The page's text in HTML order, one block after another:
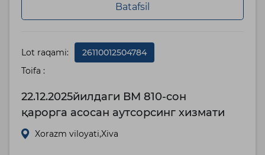
Batafsil
Lot raqami:
26110012504784
Toifa :
22.12.2025йилдаги ВМ 810-сон
қарорга асосан аутсорсинг хизмати
Xorazm viloyati,Xiva